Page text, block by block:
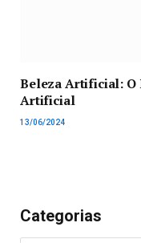
Beleza Artificial: O
Artificial
13/06/2024
Categorias